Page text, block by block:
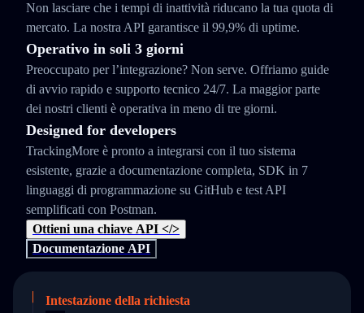
Non lasciare che i tempi di inattività riducano la tua quota di
mercato. La nostra API garantisce il 99,9% di uptime.
Operativo in soli 3 giorni
Preoccupato per l’integrazione? Non serve. Offriamo guide
di avvio rapido e supporto tecnico 24/7. La maggior parte
dei nostri clienti è operativa in meno di tre giorni.
Designed for developers
TrackingMore è pronto a integrarsi con il tuo sistema
esistente, grazie a documentazione completa, SDK in 7
linguaggi di programmazione su GitHub e test API
semplificati con Postman.
Ottieni una chiave API </>
Documentazione API
Intestazione della richiesta